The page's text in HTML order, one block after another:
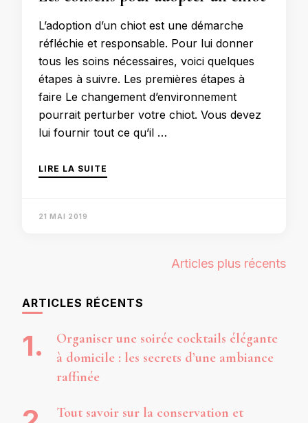
L’adoption d’un chiot est une démarche
réfléchie et responsable. Pour lui donner
tous les soins nécessaires, voici quelques
étapes à suivre. Les premières étapes à
faire Le changement d’environnement
pourrait perturber votre chiot. Vous devez
lui fournir tout ce qu’il …
LIRE LA SUITE
21 MAI 2019
articles
Articles plus récents
ARTICLES RÉCENTS
Organiser une soirée cocktails élégante
à domicile : les secrets d’une ambiance
raffinée
Tout savoir sur la conservation et